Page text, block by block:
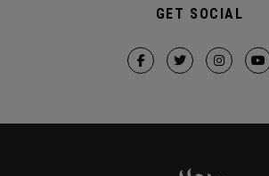
GET SOCIAL